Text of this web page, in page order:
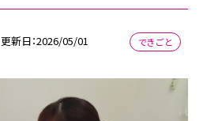
更新日 2026/05/01 できごと